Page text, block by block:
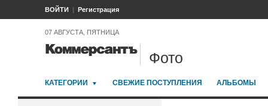
ВОЙТИ Регистрация
07 АВГУСТА, ПЯТНИЦА
Фото
КАТЕГОРИИ СВЕЖИЕ ПОСТУПЛЕНИЯ АЛЬБОМЫ